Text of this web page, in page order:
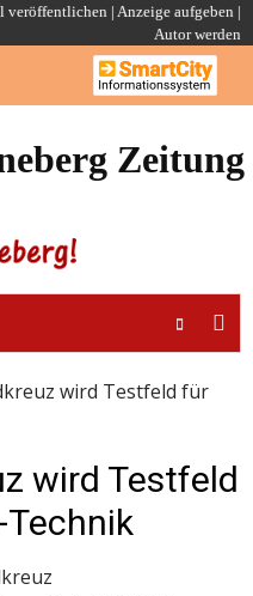
veröffentlichen | Anzeige aufgeben |
Autor werden
Zeitung
wird Testfeld für
wird Testfeld